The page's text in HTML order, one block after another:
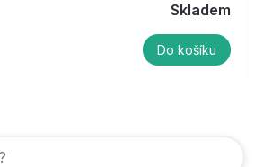
Skladem
Do košíku